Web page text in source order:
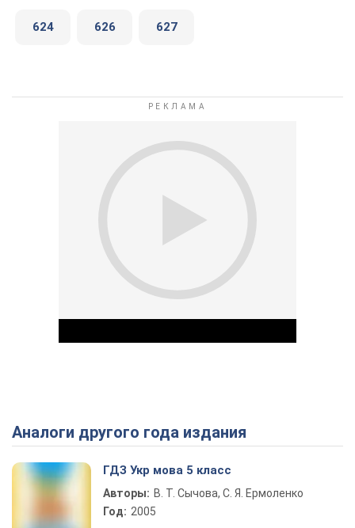
624 626 627
Play Video
Аналоги другого года издания
ГДЗ Укр мова 5 класс
Авторы: В. Т. Сычова, С. Я. Ермоленко
Год: 2005